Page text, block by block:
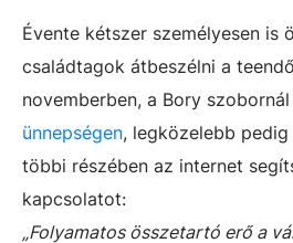
Évente kétszer személyesen is
családtagok átbeszélni a
novemberben, a Bory
ünnepségen, legközelebb
többi részében az internet
kapcsolatot:
„Folyamatos összetartó erő a